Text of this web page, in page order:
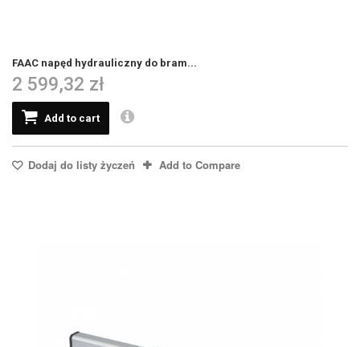
FAAC napęd hydrauliczny do bram...
2 599,32 zł
Add to cart
Dodaj do listy życzeń Add to Compare